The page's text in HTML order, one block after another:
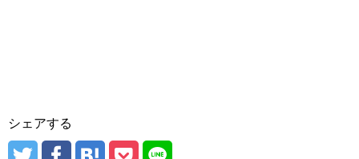
シェアする